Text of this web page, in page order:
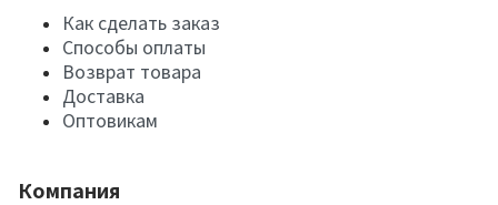
Как сделать заказ
Способы оплаты
Возврат товара
Доставка
Оптовикам
Компания